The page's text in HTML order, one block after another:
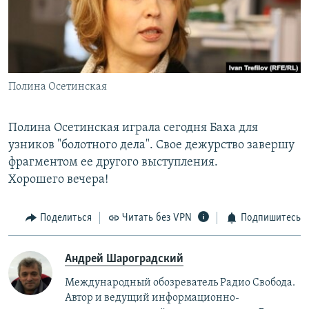
РАСПИСАНИЕ ВЕЩАНИЯ
ПОДПИШИТЕСЬ НА РАССЫЛКУ
СОЦИАЛЬНЫЕ СЕТИ
Все сайты РСЕ/РС
Полина Осетинская
Полина Осетинская играла сегодня Баха для
узников "болотного дела". Свое дежурство завершу
фрагментом ее другого выступления.
Хорошего вечера!
Поделиться Читать без VPN Подпишитесь
Андрей Шароградский
Международный обозреватель Радио Свобода.
Автор и ведущий информационно-